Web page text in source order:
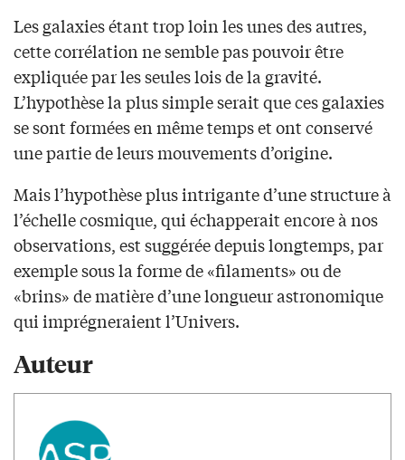
Les galaxies étant trop loin les unes des autres,
cette corrélation ne semble pas pouvoir être
expliquée par les seules lois de la gravité.
L’hypothèse la plus simple serait que ces galaxies
se sont formées en même temps et ont conservé
une partie de leurs mouvements d’origine.
Mais l’hypothèse plus intrigante d’une structure à
l’échelle cosmique, qui échapperait encore à nos
observations, est suggérée depuis longtemps, par
exemple sous la forme de «filaments» ou de
«brins» de matière d’une longueur astronomique
qui imprégneraient l’Univers.
Auteur